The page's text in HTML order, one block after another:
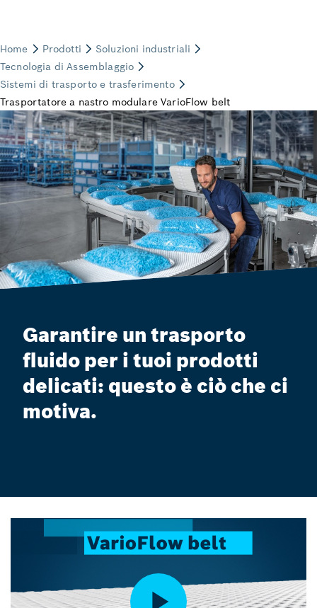
Garantire un trasporto
fluido per i tuoi prodotti
delicati: questo è ciò che ci
motiva.